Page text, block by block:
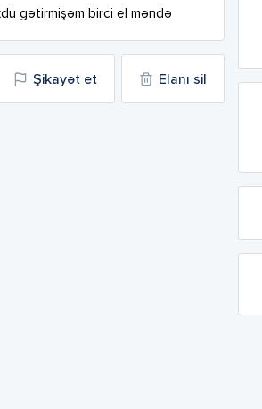
gətirmişəm birci el məndə
Şikayət et Elanı sil